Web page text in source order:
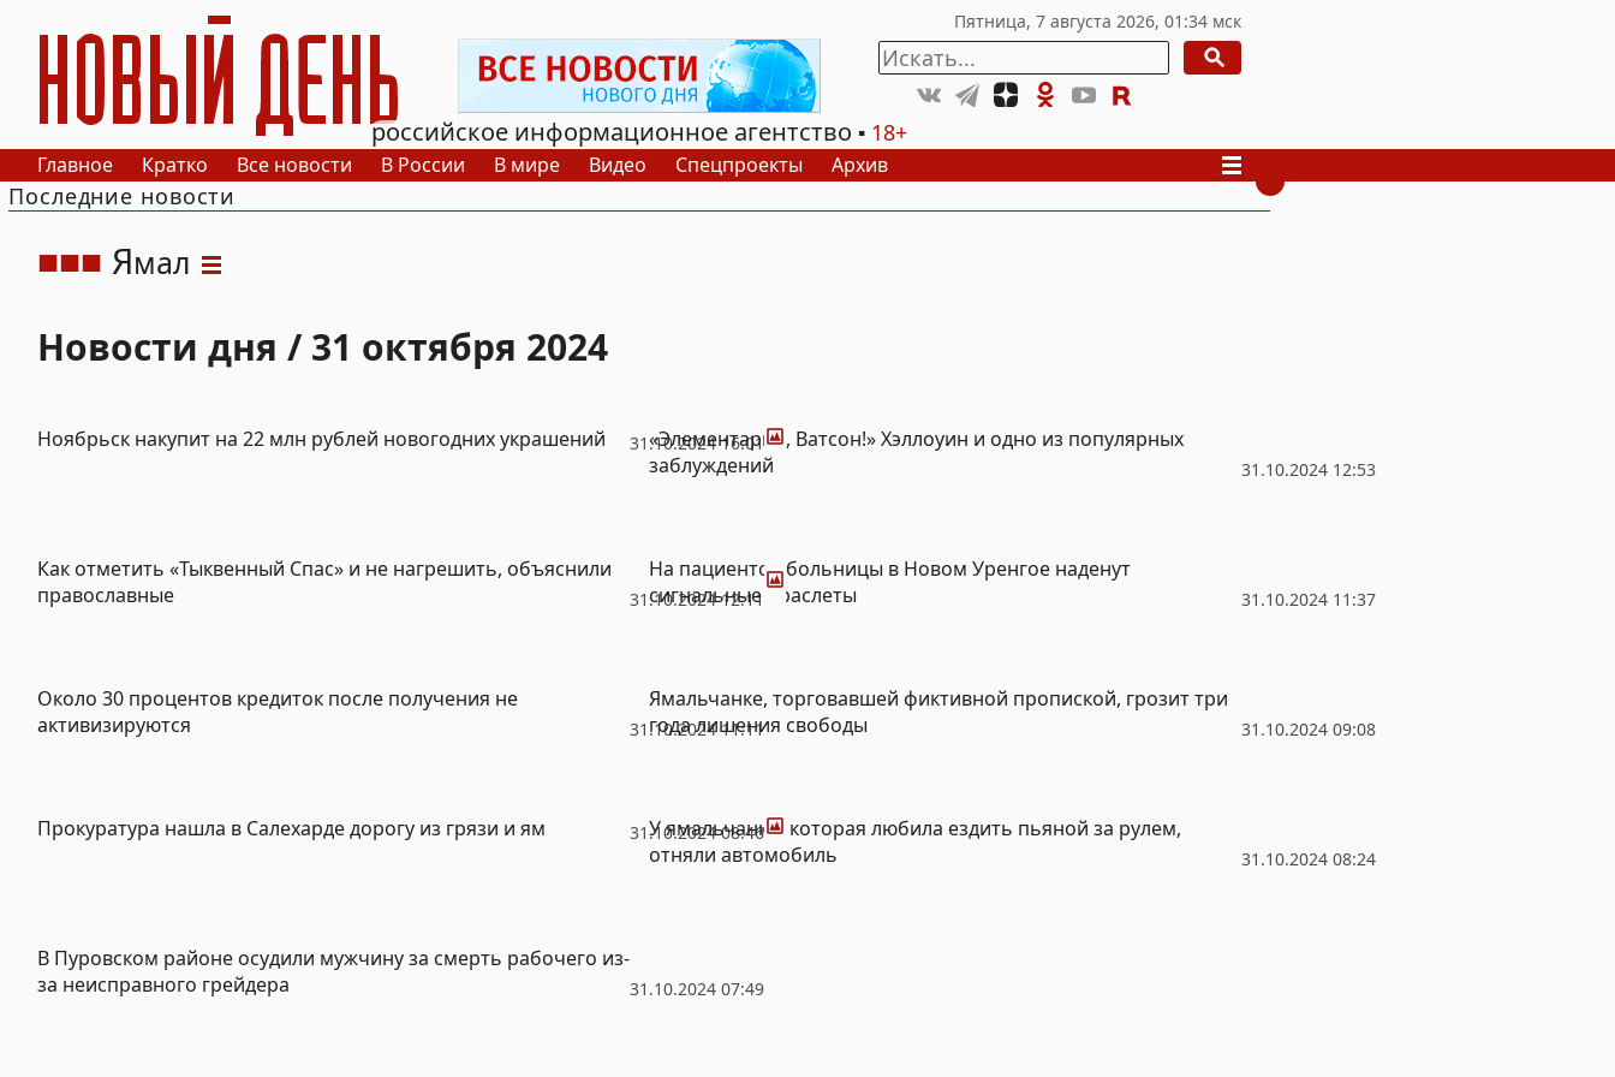
РИА Новый День
российское информационное агентство
18+
Главное Кратко Все новости В России В мире Видео Спецпроекты Архив
Последние новости
Ямал
Новости дня / 31 октября 2024
31.10.2024 16:01
Ноябрьск накупит на 22 млн рублей новогодних украшений Фото
31.10.2024 12:53
«Элементарно, Ватсон!» Хэллоуин и одно из популярных
заблуждений
31.10.2024 12:11
Как отметить «Тыквенный Спас» и не нагрешить, объяснили
православные
Фото
31.10.2024 11:37
На пациентов больницы в Новом Уренгое наденут
сигнальные браслеты
31.10.2024 11:11
Около 30 процентов кредиток после получения не
активизируются
31.10.2024 09:08
Ямальчанке, торговавшей фиктивной пропиской, грозит три
года лишения свободы
31.10.2024 08:46
Прокуратура нашла в Салехарде дорогу из грязи и ям Фото
31.10.2024 08:24
У ямальчанки, которая любила ездить пьяной за рулем,
отняли автомобиль
31.10.2024 07:49
В Пуровском районе осудили мужчину за смерть рабочего из-
за неисправного грейдера